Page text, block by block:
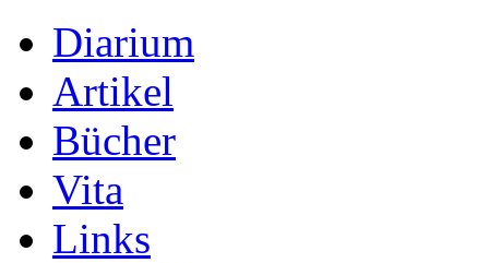
Diarium
Artikel
Bücher
Vita
Links